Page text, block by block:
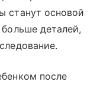
станут основой
деталей,
после